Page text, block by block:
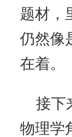
题材，
仍然像
在着。
接下
物理学